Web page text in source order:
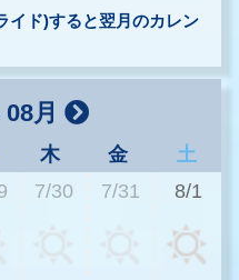
イド)すると翌月のカレン
月
木 金
土
7/30 7/31 8/1